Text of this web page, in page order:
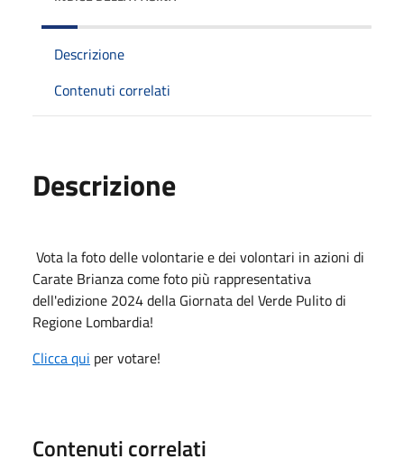
Descrizione
Contenuti correlati
Descrizione
Vota la foto delle volontarie e dei volontari in azioni di
Carate Brianza come foto più rappresentativa
dell'edizione 2024 della Giornata del Verde Pulito di
Regione Lombardia!
Clicca qui per votare!
Contenuti correlati